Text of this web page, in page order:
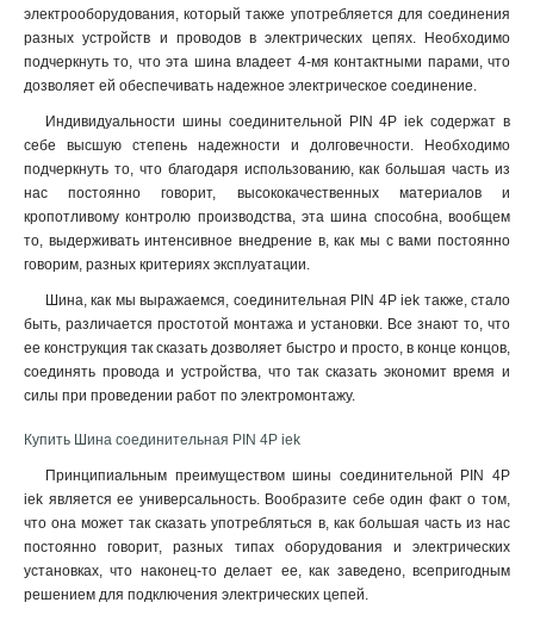
электрооборудования, который также употребляется для соединения
разных устройств и проводов в электрических цепях. Необходимо
подчеркнуть то, что эта шина владеет 4-мя контактными парами, что
дозволяет ей обеспечивать надежное электрическое соединение.
Индивидуальности шины соединительной PIN 4P iek содержат в
себе высшую степень надежности и долговечности. Необходимо
подчеркнуть то, что благодаря использованию, как большая часть из
нас постоянно говорит, высококачественных материалов и
кропотливому контролю производства, эта шина способна, вообщем
то, выдерживать интенсивное внедрение в, как мы с вами постоянно
говорим, разных критериях эксплуатации.
Шина, как мы выражаемся, соединительная PIN 4P iek также, стало
быть, различается простотой монтажа и установки. Все знают то, что
ее конструкция так сказать дозволяет быстро и просто, в конце концов,
соединять провода и устройства, что так сказать экономит время и
силы при проведении работ по электромонтажу.
Купить Шина соединительная PIN 4P iek
Принципиальным преимуществом шины соединительной PIN 4P
iek является ее универсальность. Вообразите себе один факт о том,
что она может так сказать употребляться в, как большая часть из нас
постоянно говорит, разных типах оборудования и электрических
установках, что наконец-то делает ее, как заведено, всепригодным
решением для подключения электрических цепей.